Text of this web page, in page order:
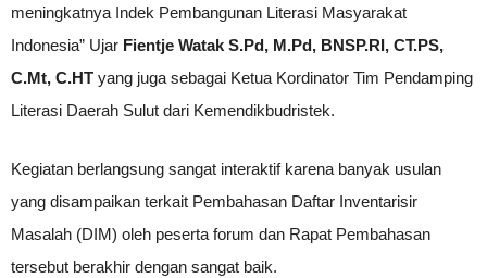
meningkatnya Indek Pembangunan Literasi Masyarakat
Indonesia” Ujar Fientje Watak S.Pd, M.Pd, BNSP.RI, CT.PS,
C.Mt, C.HT yang juga sebagai Ketua Kordinator Tim Pendamping
Literasi Daerah Sulut dari Kemendikbudristek.
Kegiatan berlangsung sangat interaktif karena banyak usulan
yang disampaikan terkait Pembahasan Daftar Inventarisir
Masalah (DIM) oleh peserta forum dan Rapat Pembahasan
tersebut berakhir dengan sangat baik.